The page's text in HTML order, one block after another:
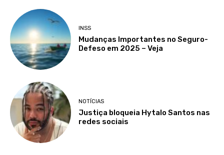
INSS
Mudanças Importantes no Seguro-
Defeso em 2025 – Veja
NOTÍCIAS
Justiça bloqueia Hytalo Santos nas
redes sociais